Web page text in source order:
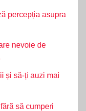
percepția asupra
nevoie de
și să-ți auzi mai
să cumperi